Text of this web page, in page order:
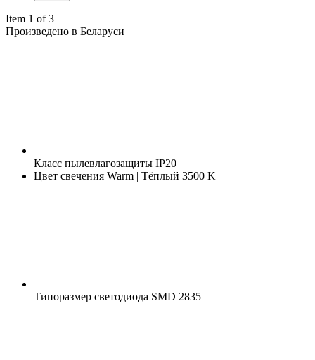
Item 1 of 3
Произведено в Беларуси
Класс пылевлагозащиты IP20
Цвет свечения Warm | Тёплый 3500 K
Типоразмер светодиода SMD 2835